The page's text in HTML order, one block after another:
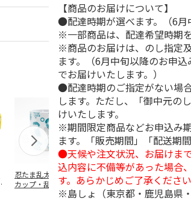
忍たま乱太郎 マグ
カップ・乱太郎・き
り丸・しんべヱ・山
抗菌食洗機対応 ふ
わっと弁当箱 530ml
水森亜土 PF…
マス
ンク
キテ
【商品のお届けについて】
●配達時期が選べます。（6月
※一部商品は、配達希望時期
※商品のお届けは、のし指定
ます。（6月中旬以降のお申
でお届けいたします。）
●配達時期のご指定がない場
します。ただし、「御中元の
けいたします。
※期間限定商品などお申込み
ます。「販売期間」「配送期
●天候や注文状況、お届けま
込内容に不備等があった場合
す。あらかじめご了承ください
※島しょ（東京都・鹿児島県